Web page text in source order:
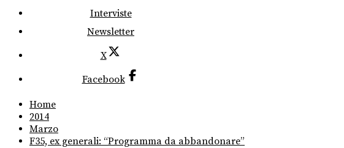
Interviste
Newsletter
X
Facebook
Home
2014
Marzo
F35, ex generali: “Programma da abbandonare”